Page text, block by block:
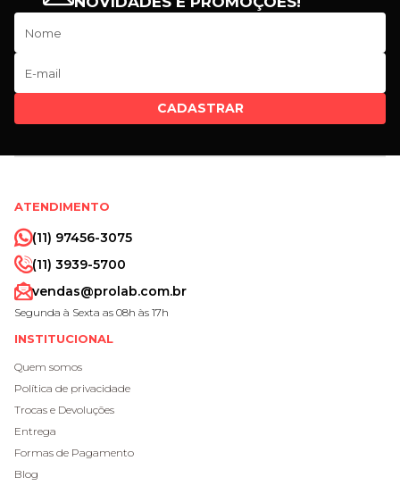
CADASTRAR
ATENDIMENTO
(11) 97456-3075
(11) 3939-5700
vendas@prolab.com.br
Segunda à Sexta as 08h às 17h
INSTITUCIONAL
Quem somos
Política de privacidade
Trocas e Devoluções
Entrega
Formas de Pagamento
Blog